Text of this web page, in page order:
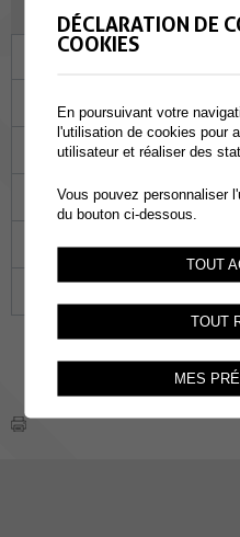
Ma
09 10
16 17
23 24
DÉCLARATION DE
COOKIES
En poursuivant votre
l'utilisation de cookies pour
utilisateur et réaliser des
Vous pouvez personnaliser
du bouton ci-dessous.
TOUT
TOUT
MES